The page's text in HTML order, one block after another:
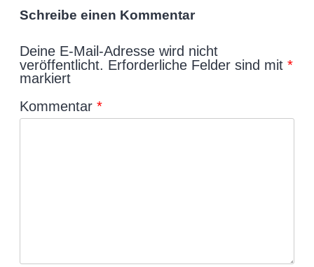
Schreibe einen Kommentar
Deine E-Mail-Adresse wird nicht
veröffentlicht. Erforderliche Felder sind mit *
markiert
Kommentar *